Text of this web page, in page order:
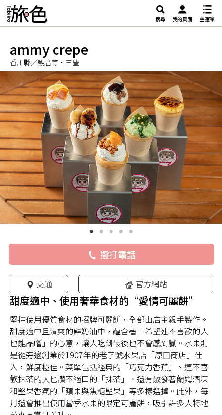
搜尋 我的頁面 主選單
ammy crepe
香川縣／観音寺・三豊
撥打電話
交通 官方網站
甜度適中、使用奢華食材的“愛情可麗餅”
堅持使用優質食材的招牌可麗餅，全部由店主親手製作。
甜度適中且清爽的鮮奶油中，蘊含著「希望連不喜歡的人
也能品嚐」的心意，讓人吃到最後也不會感到膩。水果則
是從旁邊創業於1907年的老字號水果店「原田商店」仕
入，鮮度極佳。菜單包括經典的「巧克力香蕉」、連不喜
歡抹茶的人也讚不絕口的「抹茶」、還有散發著蘭姆酒凍
和堅果香氣的「蘋果與焦糖堅果」等多樣選擇。此外，每
月還會推出使用當季水果的限定可麗餅，吸引許多人特地